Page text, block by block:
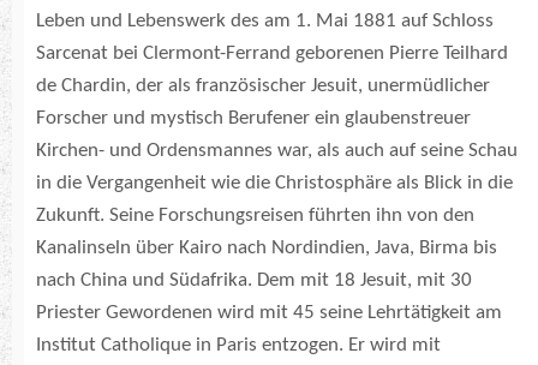
Leben und Lebenswerk des am 1. Mai 1881 auf Schloss
Sarcenat bei Clermont-Ferrand geborenen Pierre Teilhard
de Chardin, der als französischer Jesuit, unermüdlicher
Forscher und mystisch Berufener ein glaubenstreuer
Kirchen- und Ordensmannes war, als auch auf seine Schau
in die Vergangenheit wie die Christosphäre als Blick in die
Zukunft. Seine Forschungsreisen führten ihn von den
Kanalinseln über Kairo nach Nordindien, Java, Birma bis
nach China und Südafrika. Dem mit 18 Jesuit, mit 30
Priester Gewordenen wird mit 45 seine Lehrtätigkeit am
Institut Catholique in Paris entzogen. Er wird mit